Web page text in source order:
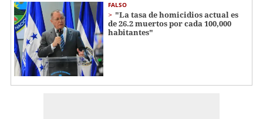
FALSO
"La tasa de homicidios actual es
de 26.2 muertos por cada 100,000
habitantes"